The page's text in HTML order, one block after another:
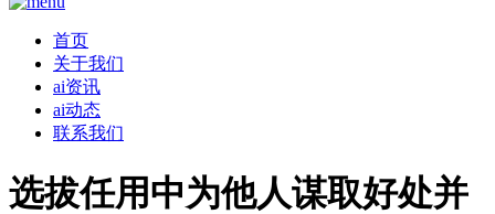
首页
关于我们
ai资讯
ai动态
联系我们
选拔任用中为他人谋取好处并